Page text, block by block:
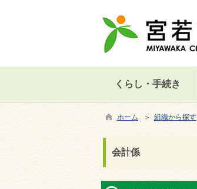
くらし・手続き
ホーム ＞ 組織から探す
会計係